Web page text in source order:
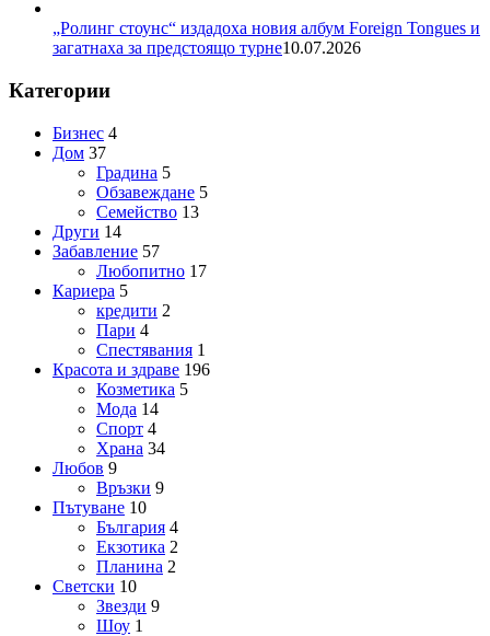
„Ролинг стоунс“ издадоха новия албум Foreign Tongues и
загатнаха за предстоящо турне10.07.2026
Категории
Бизнес 4
Дом 37
Градина 5
Обзавеждане 5
Семейство 13
Други 14
Забавление 57
Любопитно 17
Кариера 5
кредити 2
Пари 4
Спестявания 1
Красота и здраве 196
Козметика 5
Мода 14
Спорт 4
Храна 34
Любов 9
Връзки 9
Пътуване 10
България 4
Екзотика 2
Планина 2
Светски 10
Звезди 9
Шоу 1